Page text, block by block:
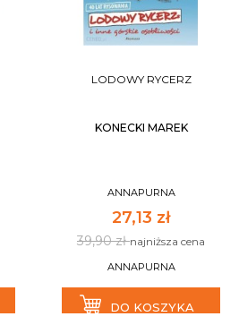
LODOWY RYCERZ
KONECKI MAREK
ANNAPURNA
27,13 zł
39,90 złnajniższa cena
ANNAPURNA
DO KOSZYKA